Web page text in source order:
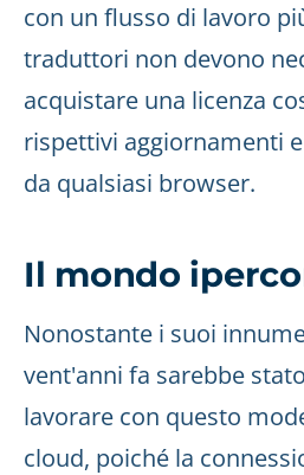
con un flusso di lavoro
traduttori non devono
acquistare una licenza
rispettivi aggiornamenti
da qualsiasi browser.
Il mondo
Nonostante i suoi
vent'anni fa sarebbe
lavorare con questo
cloud, poiché la